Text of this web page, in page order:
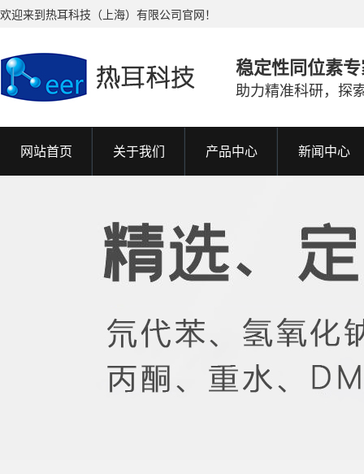
欢迎来到热耳科技（上海）有限公司官网！
稳定性同位素
助力精准科研，探
网站首页 关于我们 产品中心 新闻中心